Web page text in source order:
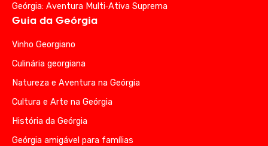
Geórgia: Aventura Multi‑Ativa Suprema
Guia da Geórgia
Vinho Georgiano
Culinária georgiana
Natureza e Aventura na Geórgia
Cultura e Arte na Geórgia
História da Geórgia
Geórgia amigável para famílias